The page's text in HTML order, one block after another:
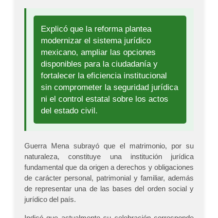
Explicó que la reforma plantea
modernizar el sistema jurídico
mexicano, ampliar las opciones
disponibles para la ciudadanía y
fortalecer la eficiencia institucional
sin comprometer la seguridad jurídica
ni el control estatal sobre los actos
del estado civil.
Guerra Mena subrayó que el matrimonio, por su
naturaleza, constituye una institución jurídica
fundamental que da origen a derechos y obligaciones
de carácter personal, patrimonial y familiar, además
de representar una de las bases del orden social y
jurídico del país.